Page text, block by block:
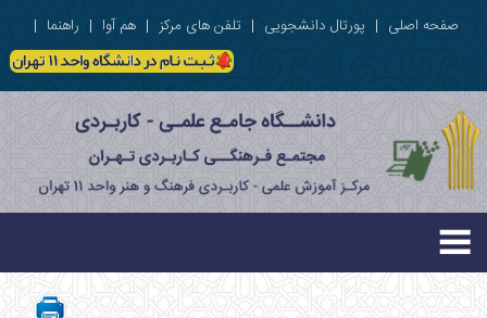
صفحه اصلی | پورتال دانشجویی | تلفن های مرکز | هم آوا | راهنما |